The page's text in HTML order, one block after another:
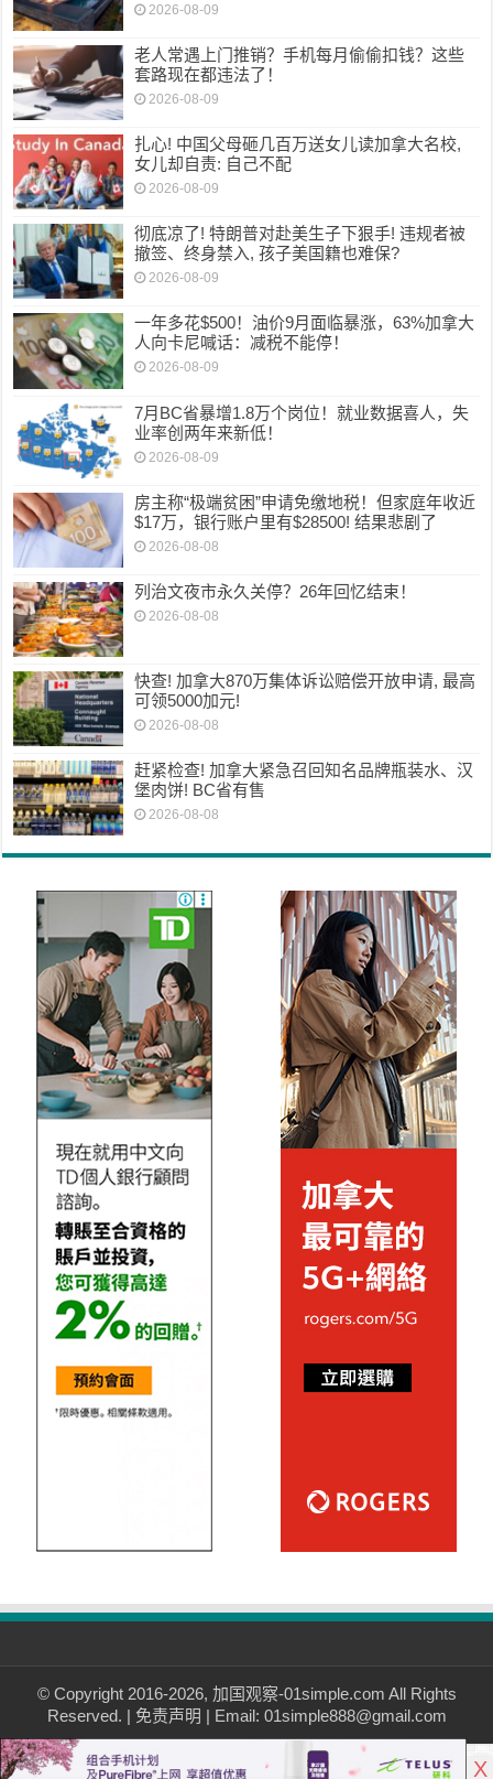
2026-08-09
老人常遇上门推销？手机每月偷偷扣钱？这些
套路现在都违法了！
2026-08-09
扎心! 中国父母砸几百万送女儿读加拿大名校,
女儿却自责: 自己不配
2026-08-09
彻底凉了! 特朗普对赴美生子下狠手! 违规者被
撤签、终身禁入, 孩子美国籍也难保?
2026-08-09
一年多花$500！油价9月面临暴涨，63%加拿大
人向卡尼喊话：减税不能停！
2026-08-09
7月BC省暴增1.8万个岗位！就业数据喜人，失
业率创两年来新低！
2026-08-09
房主称“极端贫困”申请免缴地税！但家庭年收近
$17万，银行账户里有$28500! 结果悲剧了
2026-08-08
列治文夜市永久关停？26年回忆结束！
2026-08-08
快查! 加拿大870万集体诉讼赔偿开放申请, 最高
可领5000加元!
2026-08-08
赶紧检查! 加拿大紧急召回知名品牌瓶装水、汉
堡肉饼! BC省有售
2026-08-08
© Copyright 2016-2026, 加国观察-01simple.com All Rights
Reserved. | 免责声明 | Email: 01simple888@gmail.com
X